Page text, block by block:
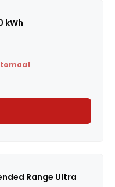
kWh
Range Ultra